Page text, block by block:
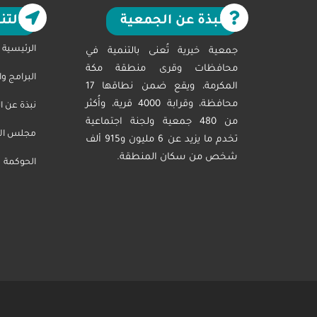
نبذة عن الجمعية
جمعية خيرية تُعنى بالتنمية في
محافظات وقرى منطقة مكة
المكرمة، ويقع ضمن نطاقها 17
محافظة، وقرابة 4000 قرية، وأُكثر
من 480 جمعية ولجنة اجتماعية
تخدم ما يزيد عن 6 مليون و915 ألف
شخص من سكان المنطقة.
الرئيسية
البرامج
نبذة عن
مجلس
الحوكمة